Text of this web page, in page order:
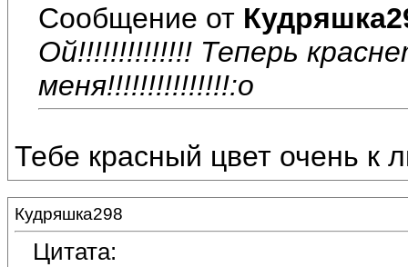
Сообщение от
Ой!!!!!!!!!!!!!! Теперь
меня!!!!!!!!!!!!!!!:o
Тебе красный цвет очень к
Кудряшка298
Цитата: